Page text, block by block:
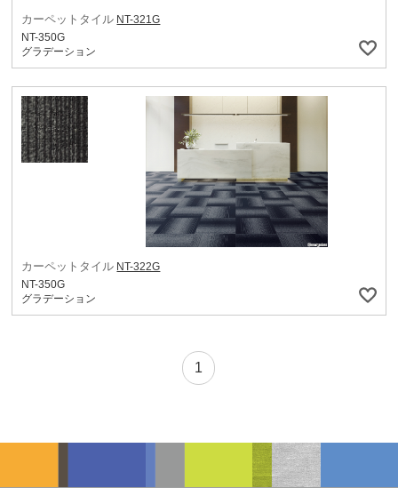
カーペットタイル NT-321G
NT-350G
グラデーション
カーペットタイル NT-322G
NT-350G
グラデーション
1